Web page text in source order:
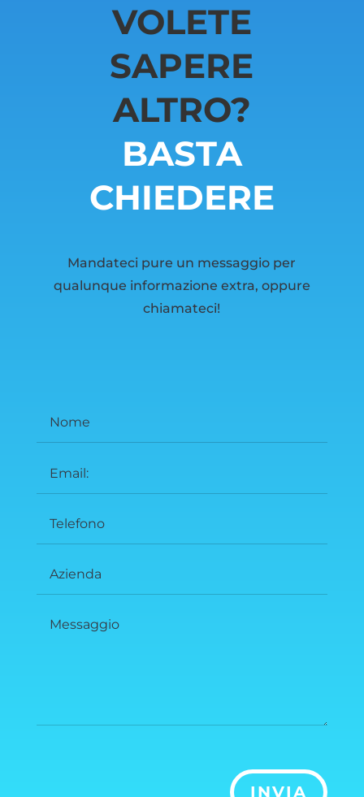
VOLETE
SAPERE
ALTRO?
BASTA
CHIEDERE
Mandateci pure un messaggio per
qualunque informazione extra, oppure
chiamateci!
INVIA